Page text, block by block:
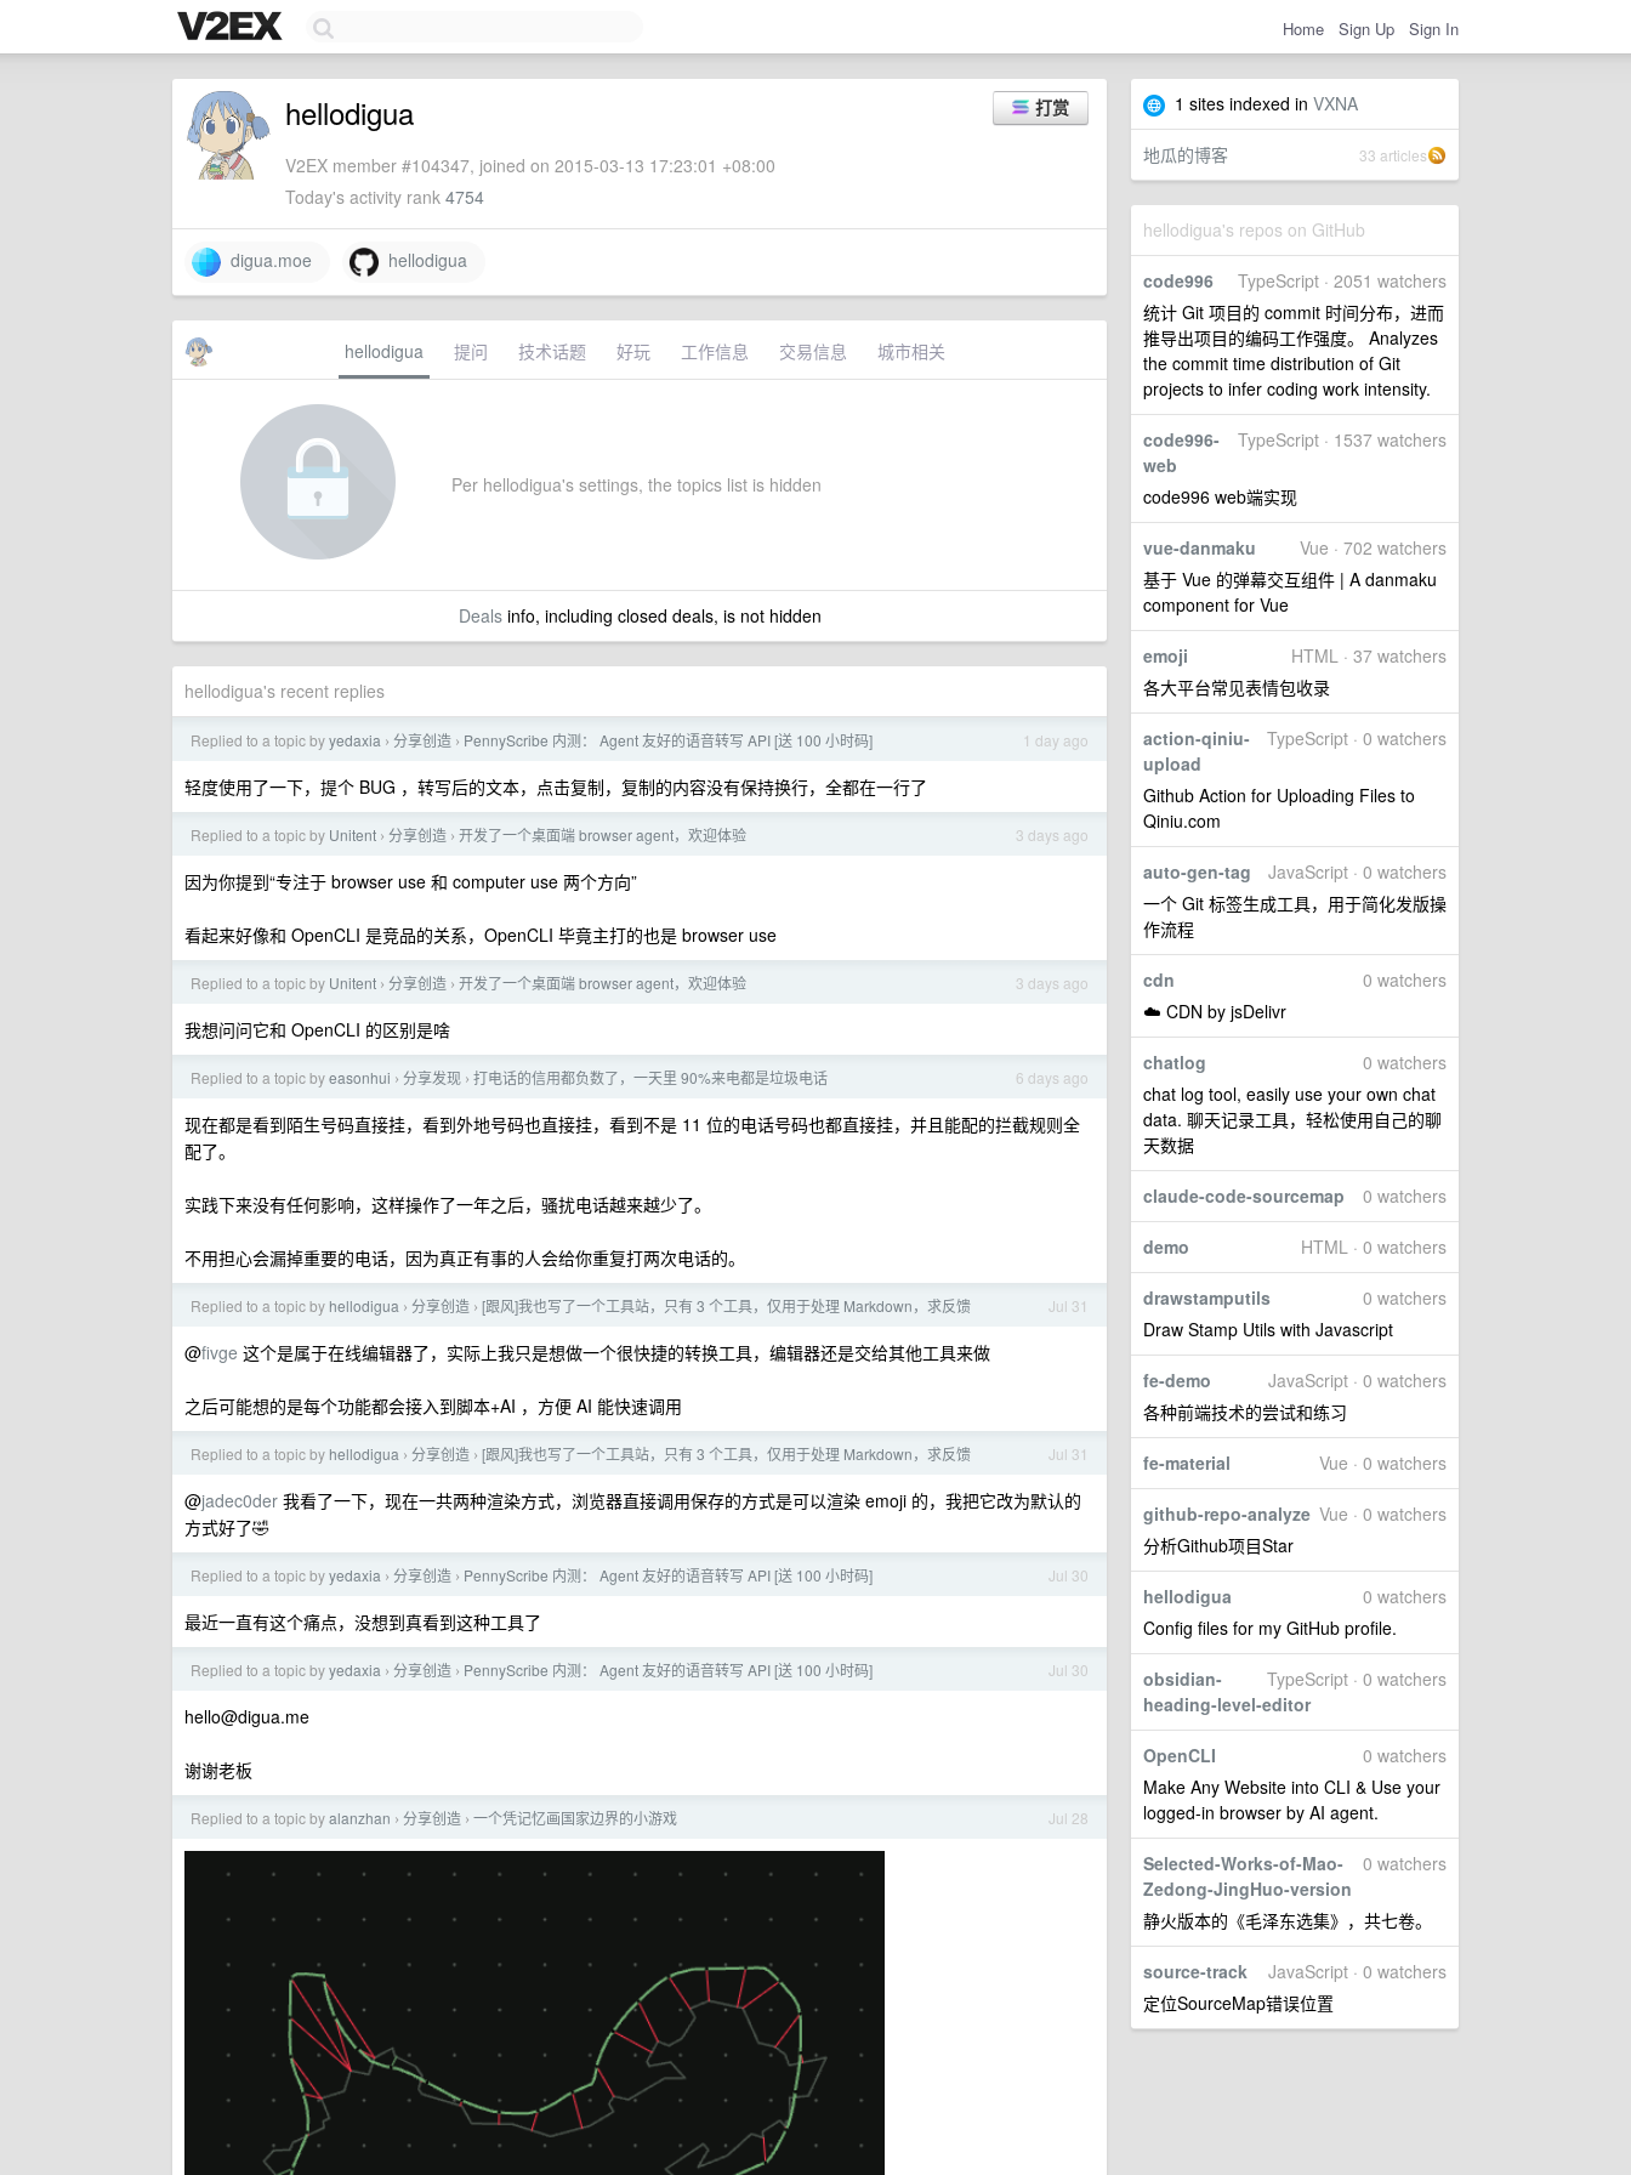
Home Sign Up Sign In
1 sites indexed in VXNA
地瓜的博客 33 articles
hellodigua's repos on GitHub
TypeScript · 2051 watchers
code996
统计 Git 项目的 commit 时间分布，进而
推导出项目的编码工作强度。 Analyzes
the commit time distribution of Git
projects to infer coding work intensity.
TypeScript · 1537 watchers
code996-
web
code996 web端实现
Vue · 702 watchers
vue-danmaku
基于 Vue 的弹幕交互组件 | A danmaku
component for Vue
HTML · 37 watchers
emoji
各大平台常见表情包收录
TypeScript · 0 watchers
action-qiniu-
upload
Github Action for Uploading Files to
Qiniu.com
JavaScript · 0 watchers
auto-gen-tag
一个 Git 标签生成工具，用于简化发版操
作流程
0 watchers
cdn
☁️ CDN by jsDelivr
0 watchers
chatlog
chat log tool, easily use your own chat
data. 聊天记录工具，轻松使用自己的聊
天数据
0 watchers
claude-code-sourcemap
HTML · 0 watchers
demo
0 watchers
drawstamputils
Draw Stamp Utils with Javascript
JavaScript · 0 watchers
fe-demo
各种前端技术的尝试和练习
Vue · 0 watchers
fe-material
Vue · 0 watchers
github-repo-analyze
分析Github项目Star
0 watchers
hellodigua
Config files for my GitHub profile.
TypeScript · 0 watchers
obsidian-
heading-level-editor
0 watchers
OpenCLI
Make Any Website into CLI & Use your
logged-in browser by AI agent.
0 watchers
Selected-Works-of-Mao-
Zedong-JingHuo-version
静火版本的《毛泽东选集》，共七卷。
JavaScript · 0 watchers
source-track
定位SourceMap错误位置
打赏
hellodigua
V2EX member #104347, joined on 2015-03-13 17:23:01 +08:00
Today's activity rank 4754
digua.moe hellodigua
hellodigua 提问 技术话题 好玩 工作信息 交易信息 城市相关
Per hellodigua's settings, the topics list is hidden
Dealsinfo, including closed deals, is not hidden
hellodigua's recent replies
1 day ago
Replied to a topic byyedaxia › 分享创造 › PennyScribe 内测： Agent 友好的语音转写 API [送 100 小时码]
轻度使用了一下，提个 BUG ，转写后的文本，点击复制，复制的内容没有保持换行，全都在一行了
3 days ago
Replied to a topic by Unitent › 分享创造 › 开发了一个桌面端 browser agent，欢迎体验
因为你提到“专注于 browser use 和 computer use 两个方向”
看起来好像和 OpenCLI 是竞品的关系，OpenCLI 毕竟主打的也是 browser use
3 days ago
Replied to a topic by Unitent › 分享创造 › 开发了一个桌面端 browser agent，欢迎体验
我想问问它和 OpenCLI 的区别是啥
6 days ago
Replied to a topic byeasonhui › 分享发现 › 打电话的信用都负数了，一天里 90%来电都是垃圾电话
现在都是看到陌生号码直接挂，看到外地号码也直接挂，看到不是 11 位的电话号码也都直接挂，并且能配的拦截规则全
配了。
实践下来没有任何影响，这样操作了一年之后，骚扰电话越来越少了。
不用担心会漏掉重要的电话，因为真正有事的人会给你重复打两次电话的。
Jul 31
Replied to a topic by hellodigua › 分享创造 › [跟风]我也写了一个工具站，只有 3 个工具，仅用于处理 Markdown，求反馈
@fivge 这个是属于在线编辑器了，实际上我只是想做一个很快捷的转换工具，编辑器还是交给其他工具来做
之后可能想的是每个功能都会接入到脚本+AI ，方便 AI 能快速调用
Jul 31
Replied to a topic by hellodigua › 分享创造 › [跟风]我也写了一个工具站，只有 3 个工具，仅用于处理 Markdown，求反馈
@jadec0der 我看了一下，现在一共两种渲染方式，浏览器直接调用保存的方式是可以渲染 emoji 的，我把它改为默认的
方式好了🤣
Jul 30
Replied to a topic byyedaxia › 分享创造 › PennyScribe 内测： Agent 友好的语音转写 API [送 100 小时码]
最近一直有这个痛点，没想到真看到这种工具了
Jul 30
Replied to a topic byyedaxia › 分享创造 › PennyScribe 内测： Agent 友好的语音转写 API [送 100 小时码]
hello@digua.me
谢谢老板
Jul 28
Replied to a topic byalanzhan › 分享创造 › 一个凭记忆画国家边界的小游戏